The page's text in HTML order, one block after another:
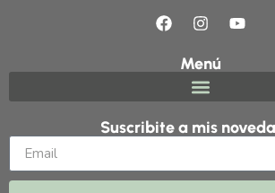
Menú
Suscribite a mis